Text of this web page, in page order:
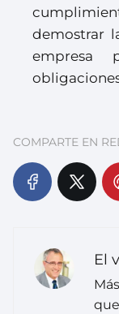
demostrar
empresa
COMPARTE EN
El